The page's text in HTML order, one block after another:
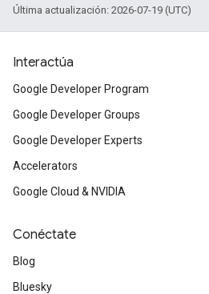
Última actualización: 2026-07-19 (UTC)
Interactúa
Google Developer Program
Google Developer Groups
Google Developer Experts
Accelerators
Google Cloud & NVIDIA
Conéctate
Blog
Bluesky